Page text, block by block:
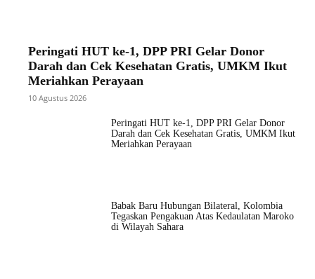
Peringati HUT ke-1, DPP PRI Gelar Donor
Darah dan Cek Kesehatan Gratis, UMKM Ikut
Meriahkan Perayaan
10 Agustus 2026
Peringati HUT ke-1, DPP PRI Gelar Donor
Darah dan Cek Kesehatan Gratis, UMKM Ikut
Meriahkan Perayaan
Babak Baru Hubungan Bilateral, Kolombia
Tegaskan Pengakuan Atas Kedaulatan Maroko
di Wilayah Sahara